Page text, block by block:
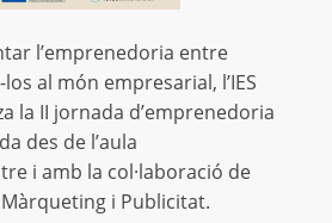
l’emprenedoria entre
al món empresarial, l’IES
la II jornada d’emprenedoria
des de l’aula
i amb la col·laboració de
i Publicitat.